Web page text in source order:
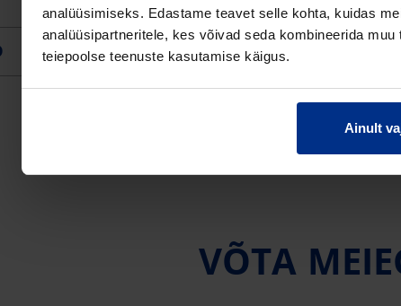
analüüsimiseks. Edastame teavet selle kohta, kuidas
analüüsipartneritele, kes võivad seda kombineerida
teiepoolse teenuste kasutamise käigus.
Ainult
VÕTA